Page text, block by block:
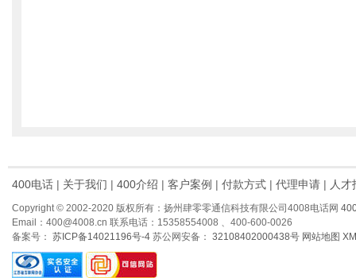
400电话 | 关于我们 | 400介绍 | 客户案例 | 付款方式 | 代理申请 | 人才
Copyright © 2002-2020 版权所有：扬州肆零零通信科技有限公司4008电话网
Email：400@4008.cn 联系电话：15358554008 、400-600-0026
备案号： 苏ICP备14021196号-4 苏公网安备： 32108402000438号 网站地图